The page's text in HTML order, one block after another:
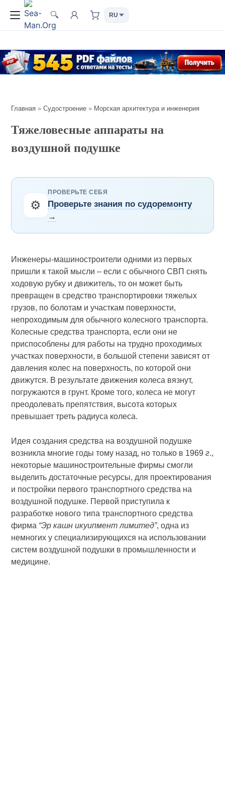
🔍
Главная »Судостроение » Морская архитектура и инженерия
Тяжеловесные аппараты на
воздушной подушке
⚙️
ПРОВЕРЬТЕ СЕБЯ
Проверьте знания по судоремонту
→
Инженеры-машиностроители одними из первых
пришли к такой мысли – если с обычного СВП снять
ходовую рубку и движитель, то он может быть
превращен в средство транспортировки тяжелых
грузов, по болотам и участкам поверхности,
непроходимым для обычного колесного транспорта.
Колесные средства транспорта, если они не
приспособлены для работы на трудно проходимых
участках поверхности, в большой степени зависят от
давления колес на поверхность, по которой они
движутся. В результате движения колеса вязнут,
погружаются в грунт. Кроме того, колеса не могут
преодолевать препятствия, высота которых
превышает треть радиуса колеса.
Идея создания средства на воздушной подушке
возникла многие годы тому назад, но только в 1969г.,
некоторые машиностроительные фирмы смогли
выделить достаточные ресурсы, для проектирования
и постройки первого транспортного средства на
воздушной подушке. Первой приступила к
разработке нового типа транспортного средства
фирма “Эр кашн икуипмент лимитед”, одна из
немногих у специализирующихся на использовании
систем воздушной подушки в промышленности и
медицине.